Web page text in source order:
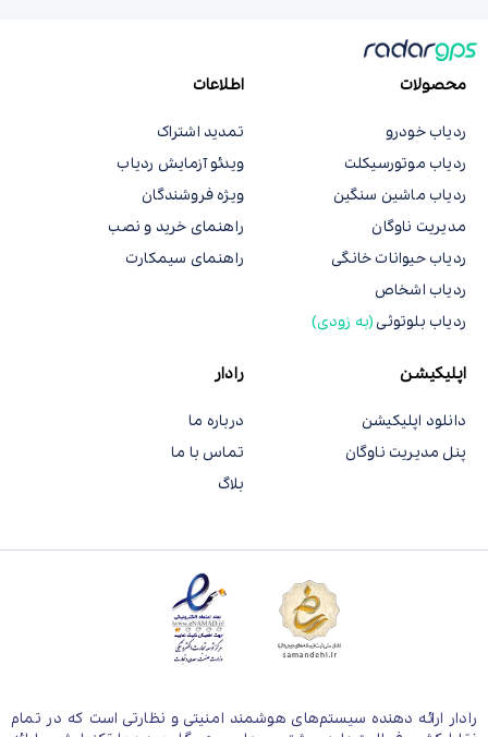
محصولات
ردیاب خودرو
ردیاب موتورسیکلت
ردیاب ماشین سنگین
مدیریت ناوگان
ردیاب حیوانات خانگی
ردیاب اشخاص
ردیاب بلوتوثی (به زودی)
اطلاعات
تمدید اشتراک
ویدئو آزمایش ردیاب
ویژه فروشندگان
راهنمای خرید و نصب
راهنمای سیمکارت
اپلیکیشن
دانلود اپلیکیشن
پنل مدیریت ناوگان
رادار
درباره ما
تماس با ما
بلاگ
رادار ارائه دهنده سیستم‌های هوشمند امنیتی و نظارتی است که در تمام